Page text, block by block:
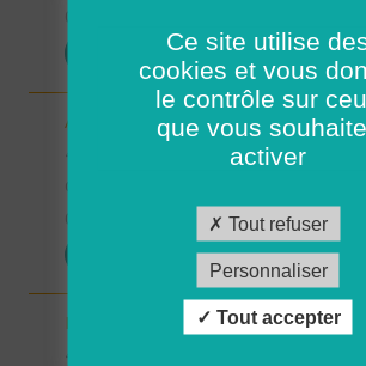
Aide-soignant.e Limogne en Quercy
Responsable du développement (H/
Ce site utilise
cookies et vous
le contrôle sur
que vous
activer
Tout refuser
Personnaliser
Tout accepter